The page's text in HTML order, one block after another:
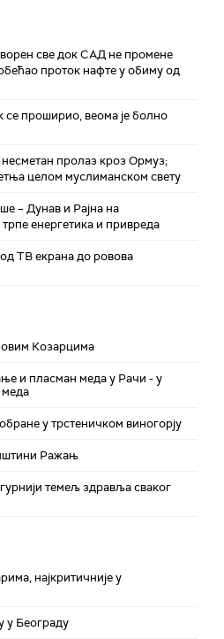
све док САД не промене
проток нафте у обиму од
се проширио, веома је болно
пролаз кроз Ормуз;
целом муслиманском свету
– Дунав и Рајна на
енергетика и привреда
ТВ екрана до ровова
Козарцима
и пласман меда у Рачи - у
меда
у трстеничком виногорју
Ражањ
темељ здравља сваког
најкритичније у
у Београду